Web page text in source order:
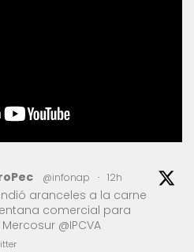
@infonap · 12h
aranceles a la carne
comercial para
@IPCVA